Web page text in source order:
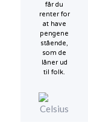
får du
renter for
at have
pengene
stående,
som de
låner ud
til folk.